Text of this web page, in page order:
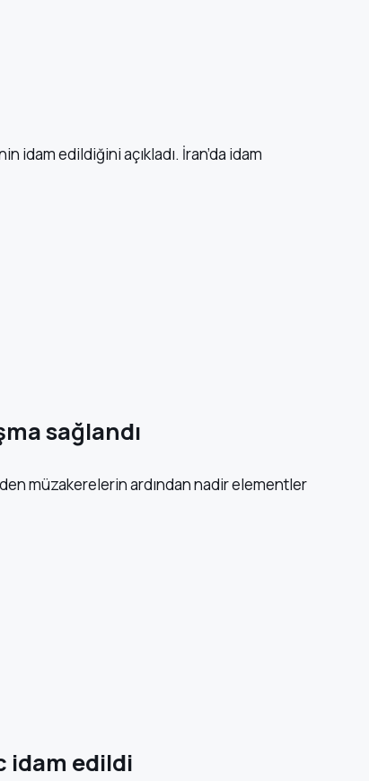
idam edildiğini açıkladı. İran’da idam
sağlandı
müzakerelerin ardından nadir elementler
idam edildi